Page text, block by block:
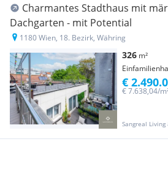
Charmantes Stadthaus mit
Dachgarten - mit Potential
1180 Wien, 18. Bezirk, Währing
326 m²
Sangreal
€ 7.638,04/
€